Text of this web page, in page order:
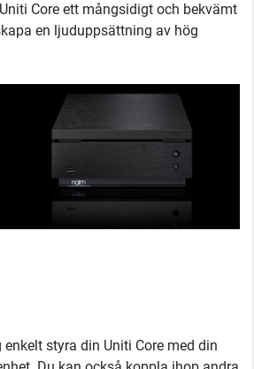
Core ett mångsidigt och bekvämt
en ljuduppsättning av hög
styra din Uniti Core med din